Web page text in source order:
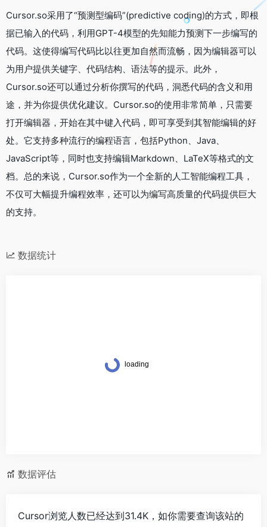
Cursor.so采用了“预测型编码”(predictive coding)的方式，即根
据已输入的代码，利用GPT-4模型的先知能力预测下一步编写的
代码。这使得编写代码比以往更加自然而流畅，因为编辑器可以
为用户提供关键字、代码结构、语法等的提示。此外，
Cursor.so还可以通过分析你撰写的代码，洞悉代码的含义和用
途，并为你提供优化建议。Cursor.so的使用非常简单，只需要
打开编辑器，开始在其中键入代码，即可享受到其智能编辑的好
处。它支持多种流行的编程语言，包括Python、Java、
JavaScript等，同时也支持编辑Markdown、LaTeX等格式的文
档。总的来说，Cursor.so作为一个全新的人工智能编程工具，
不仅可大幅提升编程效率，还可以为编写高质量的代码提供巨大
的支持。
数据统计
数据评估
Cursor浏览人数已经达到31.4K，如你需要查询该站的